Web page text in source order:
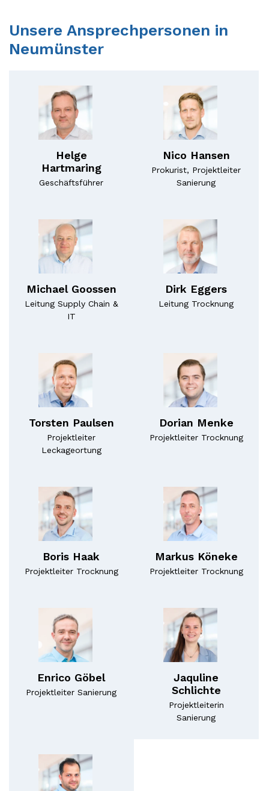
Unsere Ansprechpersonen in
Neumünster
Helge
Hartmaring
Geschäftsführer
Nico Hansen
Prokurist, Projektleiter
Sanierung
Michael Goossen
Leitung Supply Chain &
IT
Dirk Eggers
Leitung Trocknung
Torsten Paulsen
Projektleiter
Leckageortung
Dorian Menke
Projektleiter Trocknung
Boris Haak
Projektleiter Trocknung
Markus Köneke
Projektleiter Trocknung
Enrico Göbel
Projektleiter Sanierung
Jaquline
Schlichte
Projektleiterin
Sanierung